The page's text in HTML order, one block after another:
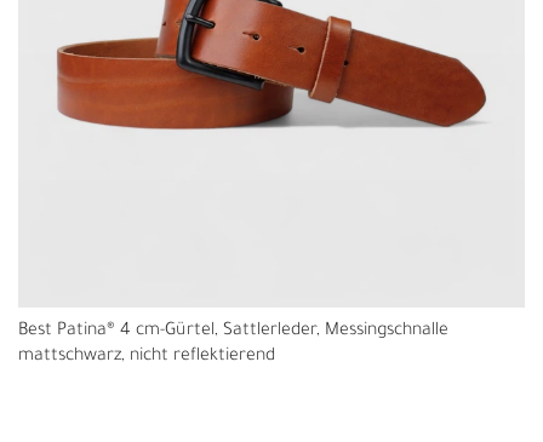
Best Patina® 4 cm-Gürtel, Sattlerleder, Messingschnalle
mattschwarz, nicht reflektierend